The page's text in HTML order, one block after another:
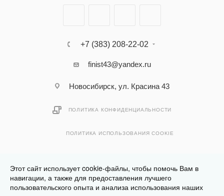
+7 (383) 208-22-02
finist43@yandex.ru
Новосибирск, ул. Красина 43
ПОЛИТИКА КОНФИДЕНЦИАЛЬНОСТИ
ПОЛИТИКА ИСПОЛЬЗОВАНИЯ COOKIE
Разработано вКлюква.Студия
Этот сайт использует cookie-файлы, чтобы помочь Вам в
навигации, а также для предоставления лучшего
пользовательского опыта и анализа использования наших